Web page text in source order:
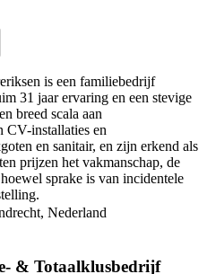
is een familiebedrijf
31 jaar ervaring en een stevige
breed scala aan
CV-installaties en
en sanitair, en zijn erkend als
prijzen het vakmanschap, de
sprake is van incidentele
Nederland
& Totaalklusbedrijf